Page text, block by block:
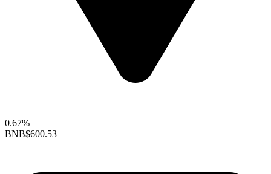
0.67%
BNB$600.53